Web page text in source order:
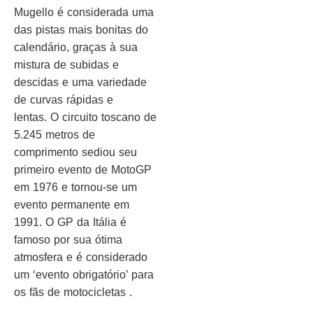
Mugello é considerada uma
das pistas mais bonitas do
calendário, graças à sua
mistura de subidas e
descidas e uma variedade
de curvas rápidas e
lentas. O circuito toscano de
5.245 metros de
comprimento sediou seu
primeiro evento de MotoGP
em 1976 e tornou-se um
evento permanente em
1991. O GP da Itália é
famoso por sua ótima
atmosfera e é considerado
um ‘evento obrigatório’ para
os fãs de motocicletas .